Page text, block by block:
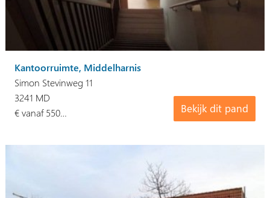
Kantoorruimte, Middelharnis
Simon Stevinweg 11
Bekijk dit pand
3241 MD
€ vanaf 550…